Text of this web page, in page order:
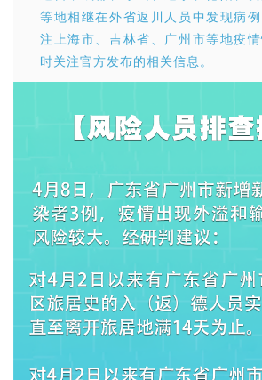
等地相继在外省返川人员中发现病
注上海市、吉林省、广州市等地疫
时关注官方发布的相关信息。